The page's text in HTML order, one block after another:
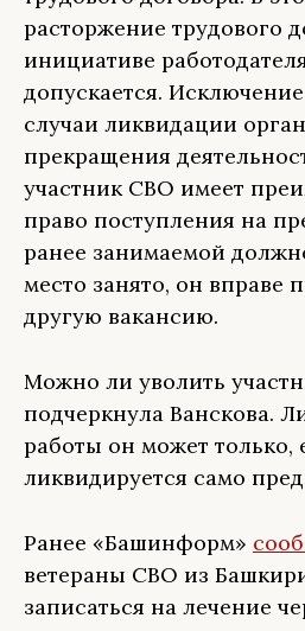
расторжение трудового
инициативе
допускается.
случаи ликвидации
прекращения
участник СВО имеет
право поступления на
ранее занимаемой
место занято, он вправе
другую вакансию.
Можно ли уволить
подчеркнула Ванскова.
работы он может только,
ликвидируется само
Ранее «Башинформ»
ветераны СВО из
записаться на лечение